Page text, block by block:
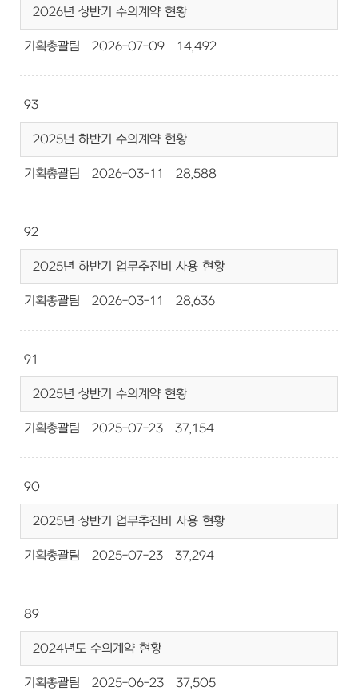
2026년 상반기 수의계약 현황
기획총괄팀 2026-07-09 14,492
93
2025년 하반기 수의계약 현황
기획총괄팀 2026-03-11 28,588
92
2025년 하반기 업무추진비 사용 현황
기획총괄팀 2026-03-11 28,636
91
2025년 상반기 수의계약 현황
기획총괄팀 2025-07-23 37,154
90
2025년 상반기 업무추진비 사용 현황
기획총괄팀 2025-07-23 37,294
89
2024년도 수의계약 현황
기획총괄팀 2025-06-23 37,505